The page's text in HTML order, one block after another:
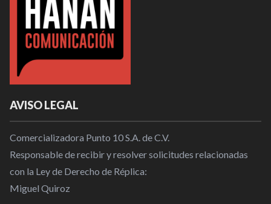
AVISO LEGAL
Comercializadora Punto 10 S.A. de C.V.
Responsable de recibir y resolver solicitudes relacionadas
con la Ley de Derecho de Réplica:
Miguel Quiroz